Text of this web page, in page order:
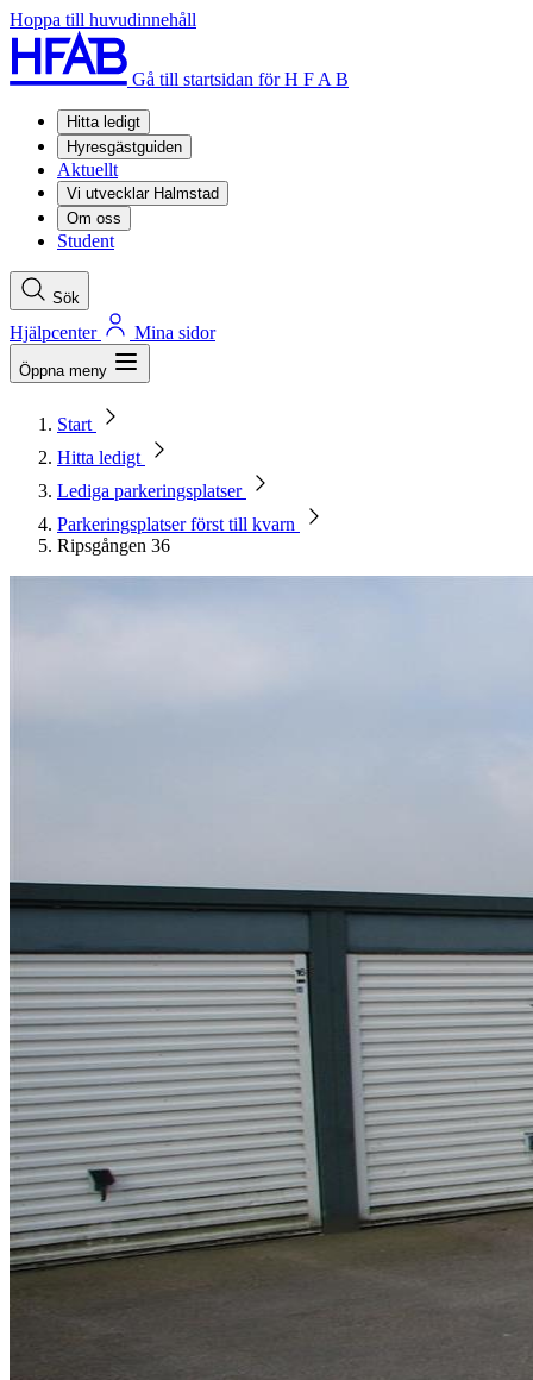
Hoppa till huvudinnehåll
Gå till startsidan för H F A B
Hitta ledigt
Hyresgästguiden
Aktuellt
Vi utvecklar Halmstad
Om oss
Student
Sök
Hjälpcenter Mina sidor
Öppna meny
Start
Hitta ledigt
Lediga parkeringsplatser
Parkeringsplatser först till kvarn
Ripsgången 36